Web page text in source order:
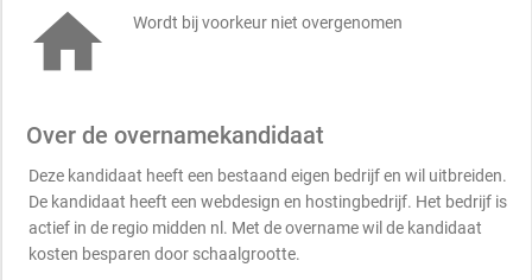
 Wordt bij voorkeur niet overgenomen
Over de overnamekandidaat
Deze kandidaat heeft een bestaand eigen bedrijf en wil uitbreiden.
De kandidaat heeft een webdesign en hostingbedrijf. Het bedrijf is
actief in de regio midden nl. Met de overname wil de kandidaat
kosten besparen door schaalgrootte.